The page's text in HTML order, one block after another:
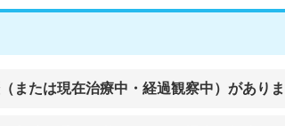
または現在治療中・経過観察中）があり